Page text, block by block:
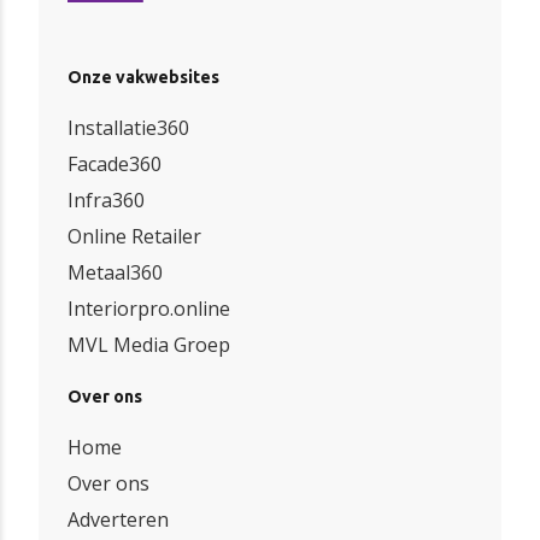
Onze vakwebsites
Installatie360
Facade360
Infra360
Online Retailer
Metaal360
Interiorpro.online
MVL Media Groep
Over ons
Home
Over ons
Adverteren